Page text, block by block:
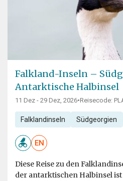
Falkland-Inseln –
Antarktische Halbinsel
11 Dez - 29 Dez, 2026•Reisecode:
Falklandinseln Südgeorgien
EN
Diese Reise zu den
der antarktischen Halbinsel